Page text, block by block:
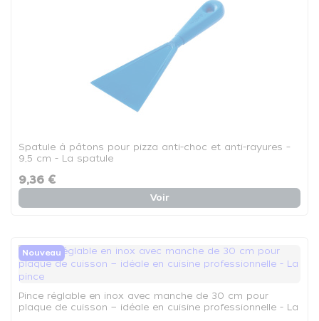
Spatule à pâtons pour pizza anti-choc et anti-rayures –
9,5 cm - La spatule
9,36 €
Voir
Nouveau
Pince réglable en inox avec manche de 30 cm pour
plaque de cuisson — idéale en cuisine professionnelle - La